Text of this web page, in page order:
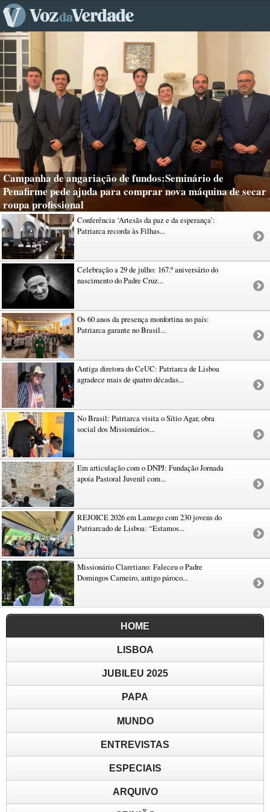
Campanha de angariação de fundos:Seminário de
Penafirme pede ajuda para comprar nova máquina de secar
roupa profissional
Conferência ‘Artesãs da paz e da esperança’:
Patriarca recorda às Filhas...
Celebração a 29 de julho: 167.º aniversário do
nascimento do Padre Cruz...
Os 60 anos da presença monfortina no país:
Patriarca garante no Brasil...
Antiga diretora do CeUC: Patriarca de Lisboa
agradece mais de quatro décadas...
No Brasil: Patriarca visita o Sítio Agar, obra
social dos Missionários...
Em articulação com o DNPJ: Fundação Jornada
apoia Pastoral Juvenil com...
REJOICE 2026 em Lamego com 230 jovens do
Patriarcado de Lisboa: “Estamos...
Missionário Claretiano: Faleceu o Padre
Domingos Carneiro, antigo pároco...
HOME
LISBOA
JUBILEU 2025
PAPA
MUNDO
ENTREVISTAS
ESPECIAIS
ARQUIVO